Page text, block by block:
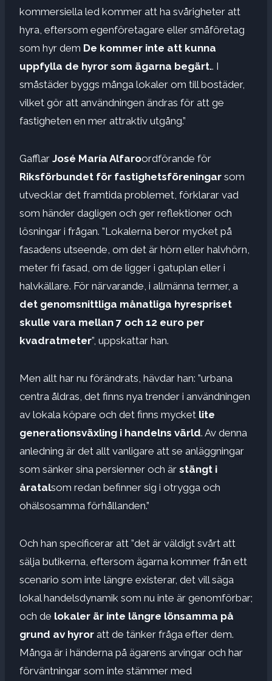
kommersiella led kommer att ha svårigheter att
hyra, eftersom egenföretagare eller småföretag
som hyr dem De kommer inte att kunna
uppfylla de hyror som ägarna begärt.. I
småstäder byggs många lokaler om till bostäder,
vilket gör att användningen ändras för att ge
fastigheten en mer attraktiv utgång.”
Gafflar José María Alfaroordförande för
Riksförbundet för fastighetsföreningar som
utvecklar det framtida problemet, förklarar vad
som händer dagligen och ger reflektioner och
lösningar i frågan. ”Lokalerna beror mycket på
fasadens utseende, om det är hörn eller halvhörn,
meter fri fasad, om de ligger i gatuplan eller i
halvkällare. För närvarande, i allmänna termer, a
det genomsnittliga månatliga hyrespriset
skulle vara mellan 7 och 12 euro per
kvadratmeter”, uppskattar han.
Men allt har nu förändrats, hävdar han: ”urbana
centra åldras, det finns nya trender i användningen
av lokala köpare och det finns mycket lite
generationsväxling i handelns värld. Av denna
anledning är det allt vanligare att se anläggningar
som sänker sina persienner och är stängt i
åratalsom redan befinner sig i otrygga och
ohälsosamma förhållanden.”
Och han specificerar att ”det är väldigt svårt att
sälja butikerna, eftersom ägarna kommer från ett
scenario som inte längre existerar, det vill säga
lokal handelsdynamik som nu inte är genomförbar;
och de lokaler är inte längre lönsamma på
grund av hyror att de tänker fråga efter dem.
Många är i händerna på ägarens arvingar och har
förväntningar som inte stämmer med